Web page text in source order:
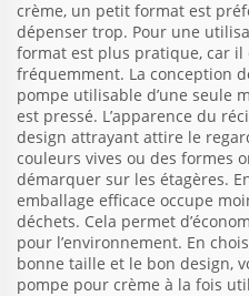
crème, un petit format est
dépenser trop. Pour une
format est plus pratique, car il
fréquemment. La conception
pompe utilisable d’une seule
est pressé. L’apparence du
design attrayant attire le
couleurs vives ou des formes
démarquer sur les étagères.
emballage efficace occupe
déchets. Cela permet
pour l’environnement. En
bonne taille et le bon design,
pompe pour crème à la fois